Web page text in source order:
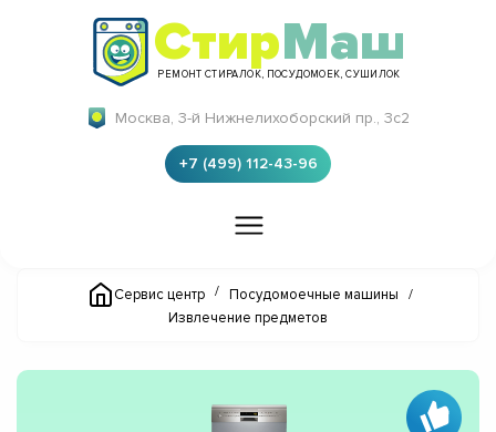
СтирМаш
РЕМОНТ СТИРАЛОК, ПОСУДОМОЕК, СУШИЛОК
Москва, 3-й Нижнелихоборский пр., 3с2
+7 (499) 112-43-96
Сервис центр / Посудомоечные машины
/
Извлечение предметов